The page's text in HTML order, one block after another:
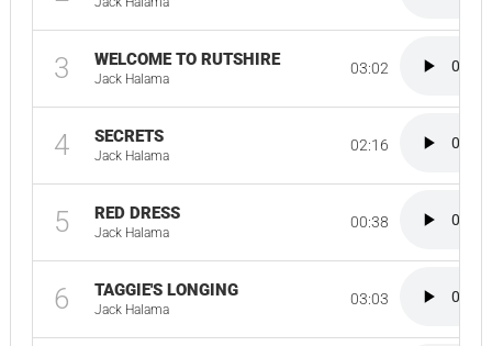
3 WELCOME TO RUTSHIRE
Jack Halama
03:02
4 SECRETS
Jack Halama
02:16
5 RED DRESS
Jack Halama
00:38
6 TAGGIE'S LONGING
Jack Halama
03:03